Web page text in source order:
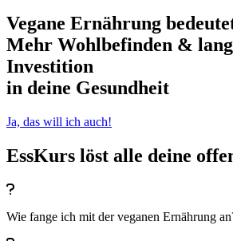
Vegane Ernährung
Mehr Wohlbefinden &
Investition
in deine Gesundheit
Ja, das will ich auch!
EssKurs löst alle deine
Wie fange ich mit der veganen Ernährung